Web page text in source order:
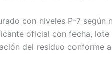
con niveles P-7 según
oficial con fecha,
del residuo conforme